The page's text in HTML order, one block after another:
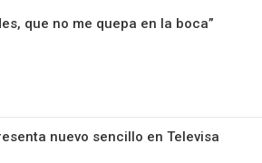
que no me quepa en la boca”
nuevo sencillo en Televisa